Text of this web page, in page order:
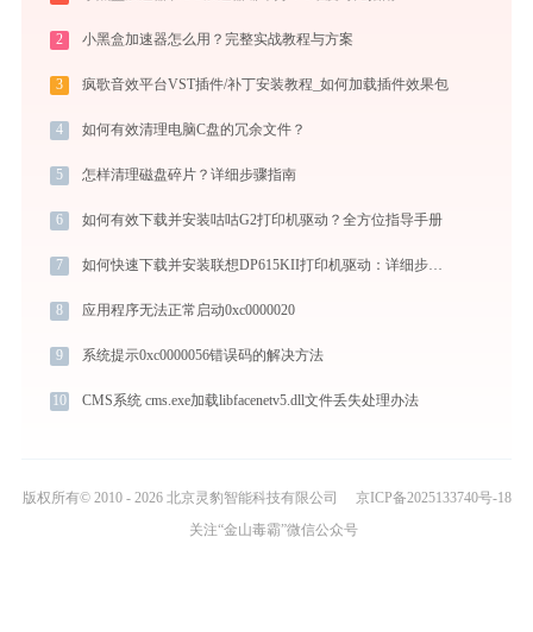
2 小黑盒加速器怎么用？完整实战教程与方案
3 疯歌音效平台VST插件/补丁安装教程_如何加载插件效果包
4 如何有效清理电脑C盘的冗余文件？
5 怎样清理磁盘碎片？详细步骤指南
6 如何有效下载并安装咕咕G2打印机驱动？全方位指导手册
7 如何快速下载并安装联想DP615KII打印机驱动：详细步骤解析
8 应用程序无法正常启动0xc0000020
9 系统提示0xc0000056错误码的解决方法
10 CMS系统 cms.exe加载libfacenetv5.dll文件丢失处理办法
版权所有© 2010 - 2026 北京灵豹智能科技有限公司
京ICP备2025133740号-18
关注“金山毒霸”微信公众号